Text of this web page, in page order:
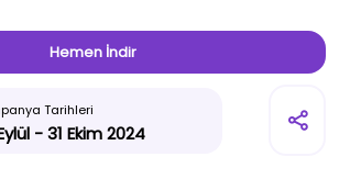
Hemen İndir
Tarihleri
- 31 Ekim 2024